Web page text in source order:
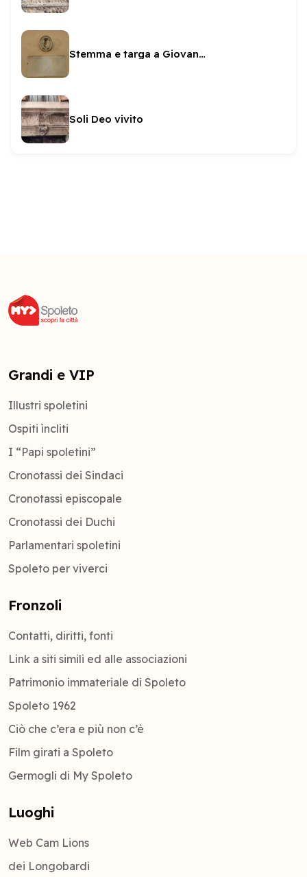
Stemma e targa a Giovan Battista Arnaldi
Soli Deo vivito
Grandi e VIP
Illustri spoletini
Ospiti ìncliti
I “Papi spoletini”
Cronotassi dei Sindaci
Cronotassi episcopale
Cronotassi dei Duchi
Parlamentari spoletini
Spoleto per viverci
Fronzoli
Contatti, diritti, fonti
Link a siti simili ed alle associazioni
Patrimonio immateriale di Spoleto
Spoleto 1962
Ciò che c’era e più non c’è
Film girati a Spoleto
Germogli di My Spoleto
Luoghi
Web Cam Lions
dei Longobardi